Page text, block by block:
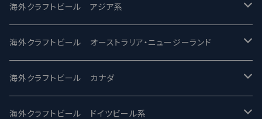
2nd Story Ale Works -セカンドストーリー
ビアへるん - Beer Hearn
忽布古丹醸造 - HOP KOTAN
ワイマーケットブルーイング Y.Market Brewing
Maui マウイ
Toppling Goliath トップリンゴライアス
Fair State フェアステイト
Lagunitas ラグニタス
UnBarred -アンバード
SAIREN /サイレン
ワイルドチャイルド - Wilde Child
BrewDog Brewery - ブリュードッグ
海外クラフトビール アジア系
gweilo-鬼佬 グウァイロ
Heart Of Darkness - ハートオブダークネス
Carbon brews -カーボン
海外クラフトビール オーストラリア・ニュージーランド
ROCKY RIDGE - ロッキーリッジ
BODRIGGY BREWING ボッドリッジー
海外クラフトビール カナダ
Jackie O's ジャッキーオーズ
海外クラフトビール ドイツビール系